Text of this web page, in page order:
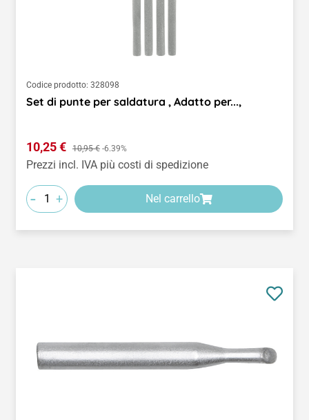
Codice prodotto: 328098
Set di punte per saldatura , Adatto per...,
Prezzo di vendita:
10,25 € Prezzo normale:
10,95 € -6.39%
Prezzi incl. IVA più costi di spedizione
- + Nel carrello